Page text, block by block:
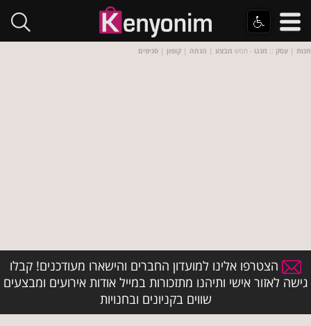
חנות | עסק :: מנגו - חפש מבצע | הנחה | קופון | סניפים
הצטרפו אלינו למועדון החברים והישארו מעודכנים! קבלו
גישה לאזור אישי ותיהנו מתזכורות במייל אודות אירועים ומבצעים
שווים בקניונים ובחנויות